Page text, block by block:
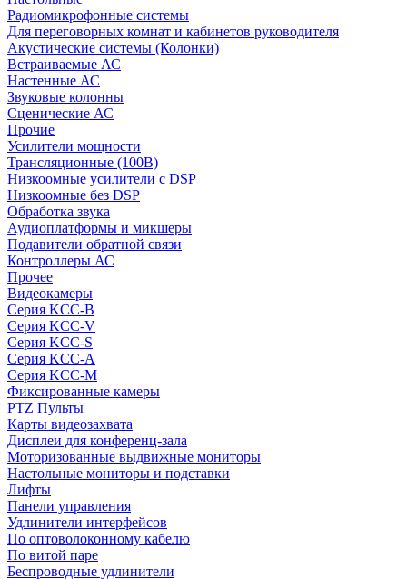
Радиомикрофонные системы
Для переговорных комнат и кабинетов руководителя
Акустические системы (Колонки)
Встраиваемые АС
Настенные АС
Звуковые колонны
Сценические АС
Прочие
Усилители мощности
Трансляционные (100В)
Низкоомные усилители с DSP
Низкоомные без DSP
Обработка звука
Аудиоплатформы и микшеры
Подавители обратной связи
Контроллеры АС
Прочее
Видеокамеры
Серия KCC-B
Серия KCC-V
Серия KCC-S
Серия KCC-A
Серия KCC-M
Фиксированные камеры
PTZ Пульты
Карты видеозахвата
Дисплеи для конференц-зала
Моторизованные выдвижные мониторы
Настольные мониторы и подставки
Лифты
Панели управления
Удлинители интерфейсов
По оптоволоконному кабелю
По витой паре
Беспроводные удлинители